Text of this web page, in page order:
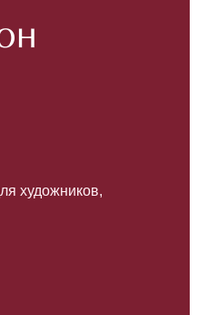
художников,